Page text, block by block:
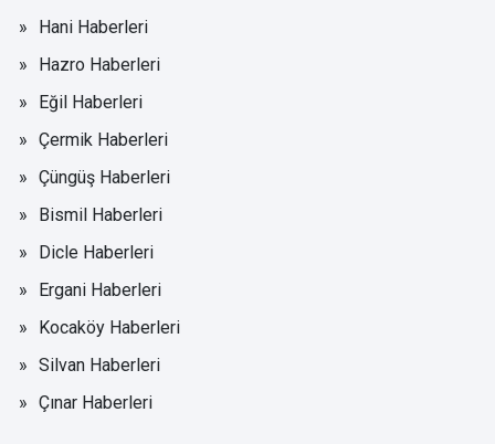
Hani Haberleri
Hazro Haberleri
Eğil Haberleri
Çermik Haberleri
Çüngüş Haberleri
Bismil Haberleri
Dicle Haberleri
Ergani Haberleri
Kocaköy Haberleri
Silvan Haberleri
Çınar Haberleri